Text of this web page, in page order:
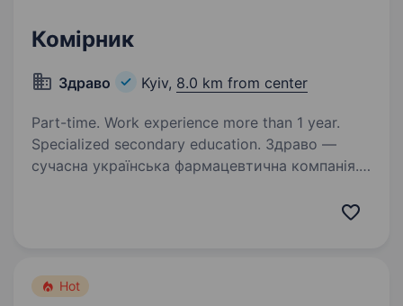
Комірник
Здраво Kyiv, 8.0 km from center
Part-time. Work experience more than 1 year.
Specialized secondary education. Здраво —
сучасна українська фармацевтична компанія.
фахівців із різних галузей медицини та сучасні
Hot